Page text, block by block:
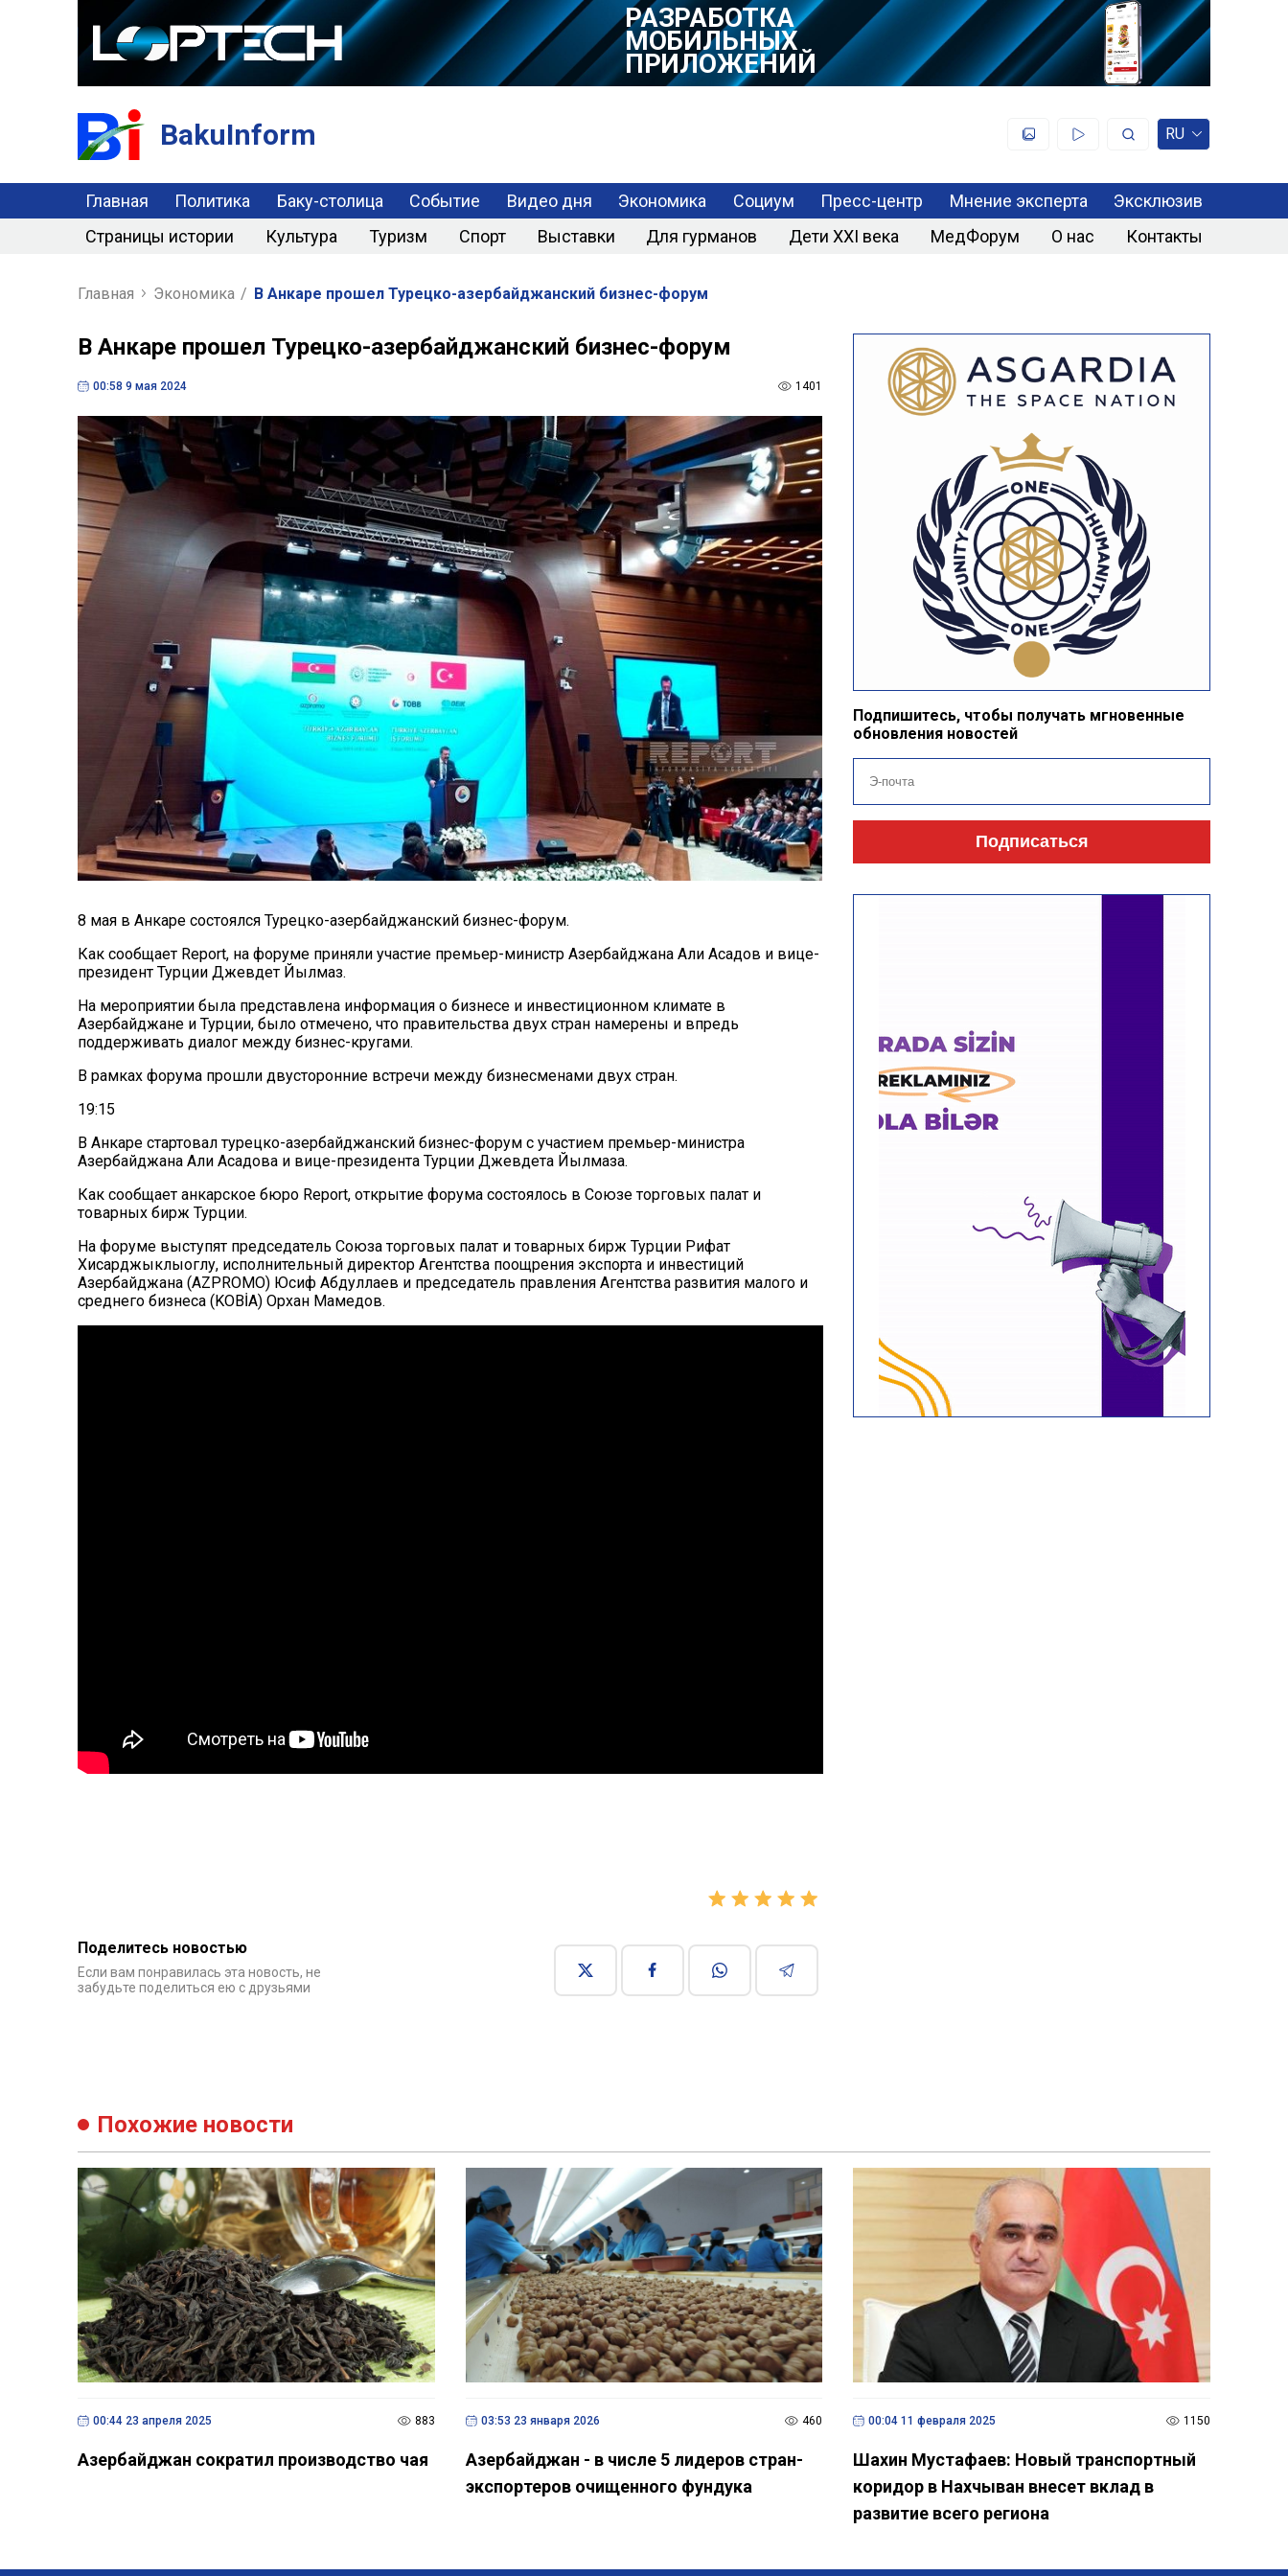
РАЗРАБОТКА
МОБИЛЬНЫХ
ПРИЛОЖЕНИЙ
BakuInform RU
Главная Политика Баку-столица Событие Видео дня Экономика Социум Пресс-центр Мнение эксперта
Эксклюзив
Страницы истории
Культура Туризм Спорт Выставки Для гурманов Дети XXI века МедФорум О нас Контакты
Главная Экономика / В Анкаре прошел Турецко-азербайджанский бизнес-форум
В Анкаре прошел Турецко-азербайджанский бизнес-форум
00:58 9 мая 2024 1401
8 мая в Анкаре состоялся Турецко-азербайджанский бизнес-форум.
Как сообщает Report, на форуме приняли участие премьер-министр Азербайджана Али Асадов и вице-
президент Турции Джевдет Йылмаз.
На мероприятии была представлена информация о бизнесе и инвестиционном климате в
Азербайджане и Турции, было отмечено, что правительства двух стран намерены и впредь
поддерживать диалог между бизнес-кругами.
В рамках форума прошли двусторонние встречи между бизнесменами двух стран.
19:15
В Анкаре стартовал турецко-азербайджанский бизнес-форум с участием премьер-министра
Азербайджана Али Асадова и вице-президента Турции Джевдета Йылмаза.
Как сообщает анкарское бюро Report, открытие форума состоялось в Союзе торговых палат и
товарных бирж Турции.
На форуме выступят председатель Союза торговых палат и товарных бирж Турции Рифат
Хисарджыклыоглу, исполнительный директор Агентства поощрения экспорта и инвестиций
Азербайджана (AZPROMO) Юсиф Абдуллаев и председатель правления Агентства развития малого и
среднего бизнеса (KOBİA) Орхан Мамедов.
Поделитесь новостью
Если вам понравилась эта новость, не
забудьте поделиться ею с друзьями
Подпишитесь, чтобы получать мгновенные
обновления новостей
Подписаться
Похожие новости
00:44 23 апреля 2025 883
Азербайджан сократил производство чая
03:53 23 января 2026 460
Азербайджан - в числе 5 лидеров стран-
экспортеров очищенного фундука
00:04 11 февраля 2025 1150
Шахин Мустафаев: Новый транспортный
коридор в Нахчыван внесет вклад в
развитие всего региона